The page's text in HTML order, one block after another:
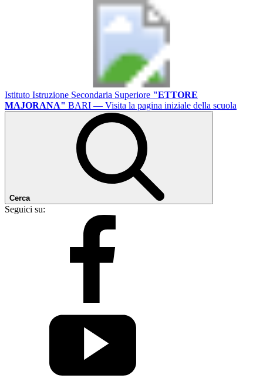
Istituto Istruzione Secondaria Superiore "ETTORE
MAJORANA" BARI — Visita la pagina iniziale della scuola
Cerca
Seguici su: